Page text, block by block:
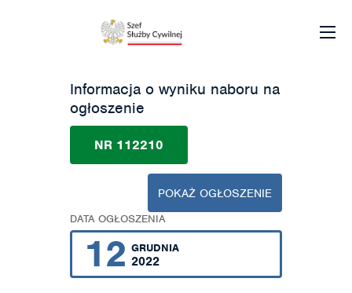
Informacja o wyniku naboru na
ogłoszenie
NR 112210
POKAŻ OGŁOSZENIE
DATA OGŁOSZENIA
12 GRUDNIA
2022